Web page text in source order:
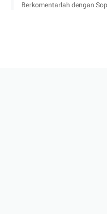
Berkomentarlah dengan